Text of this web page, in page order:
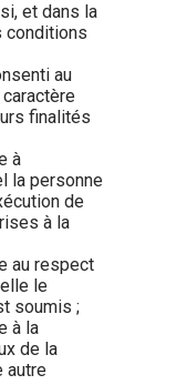
et dans la
conditions
au
finalités
à
la personne
de
à la
au respect
le
soumis ;
à la
de la
autre